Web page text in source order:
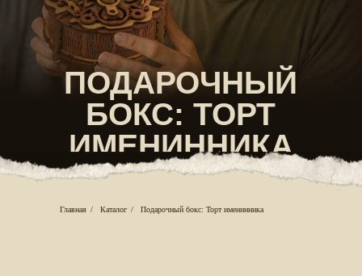
БОКС: ТОРТ
ИМЕНИННИКА
Главная / Каталог / Подарочный бокс: Торт именинника